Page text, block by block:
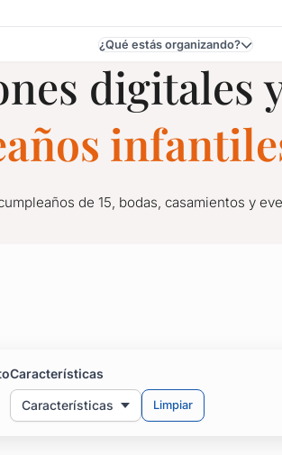
en Rocha
¿Qué estás organizando?
digitales
de 15, bodas, casamientos y
Características
Características Limpiar
y tarjetería
con tus invitados personalizándolas
de invitación para